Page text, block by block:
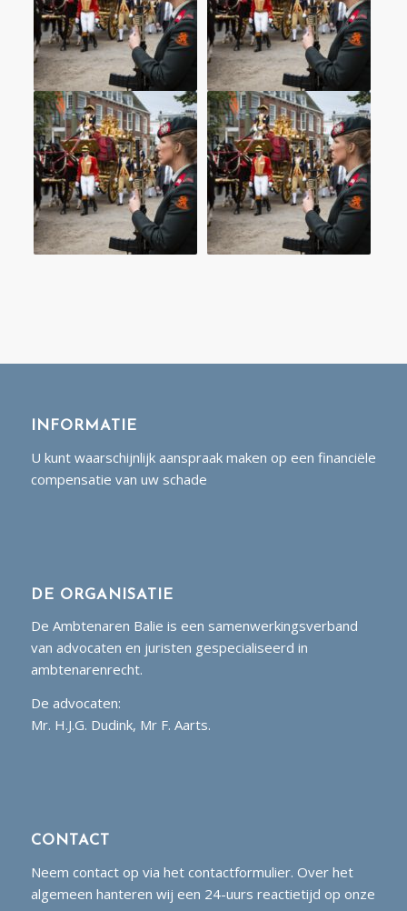
INFORMATIE
U kunt waarschijnlijk aanspraak maken op een financiële
compensatie van uw schade
DE ORGANISATIE
De Ambtenaren Balie is een samenwerkingsverband
van advocaten en juristen gespecialiseerd in
ambtenarenrecht.
De advocaten:
Mr. H.J.G. Dudink, Mr F. Aarts.
CONTACT
Neem contact op via het contactformulier. Over het
algemeen hanteren wij een 24-uurs reactietijd op onze